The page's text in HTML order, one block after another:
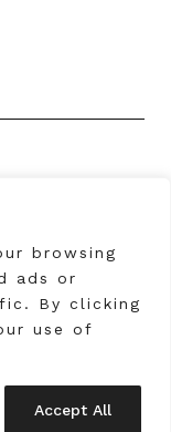
browsing
ads or
By clicking
use of
Accept All
e criança
os direitos